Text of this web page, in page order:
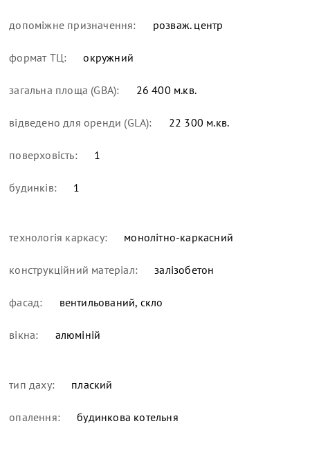
допоміжне призначення: розваж. центр
формат ТЦ: окружний
загальна площа (GBA): 26 400 м.кв.
відведено для оренди (GLA): 22 300 м.кв.
поверховість: 1
будинків: 1
технологія каркасу: монолітно-каркасний
конструкційний матеріал: залізобетон
фасад: вентильований, скло
вікна: алюміній
тип даху: плаский
опалення: будинкова котельня